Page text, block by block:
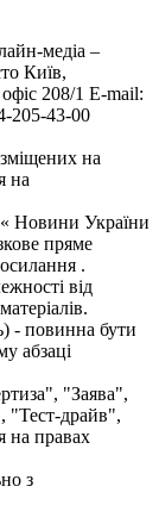
медіа –
Київ,
208/1 E-mail:
205-43-00
на
на
« Новини України
пряме
.
від
- повинна бути
абзаці
"Заява",
"Тест-драйв",
на правах
з